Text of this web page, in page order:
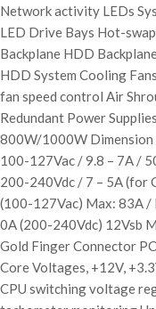
Network activity LEDs
LED Drive Bays Hot-
Backplane HDD
HDD System Cooling
fan speed control Air
Redundant Power
800W/1000W Dimension
100-127Vac / 9.8 – 7A /
200-240Vdc / 7 – 5A (for
(100-127Vac) Max: 83A
0A (200-240Vdc) 12Vsb
Gold Finger Connector
Core Voltages, +12V,
CPU switching voltage